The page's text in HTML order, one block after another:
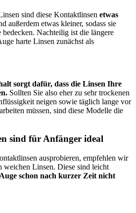
sind diese Kontaktlinsen etwas
außerdem etwas kleiner, sodass sie
Nachteilig ist die längere
harte Linsen zunächst als
sorgt dafür, dass die Linsen Ihre
Sollten Sie also eher zu sehr trockenen
neigen sowie täglich lange vor
müssen, sind diese Modelle die
sind für Anfänger ideal
ausprobieren, empfehlen wir
weichen Linsen. Diese sind leicht
schon nach kurzer Zeit nicht